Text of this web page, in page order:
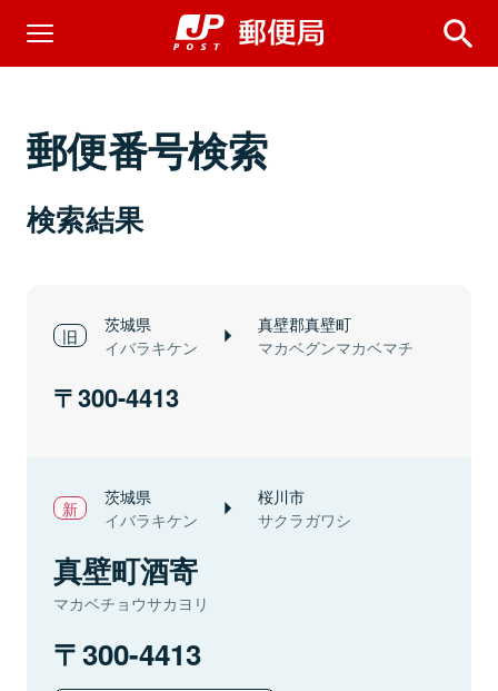
郵便番号検索
検索結果
茨城県
イバラキケン
真壁郡真壁町
マカベグンマカベマチ
300-4413
茨城県
イバラキケン
桜川市
サクラガワシ
真壁町酒寄
マカベチョウサカヨリ
300-4413